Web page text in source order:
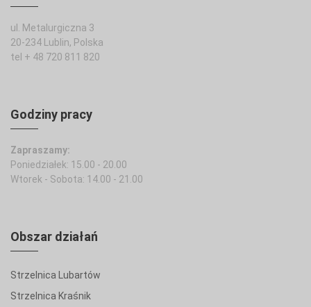
ul. Metalurgiczna 3
20-234 Lublin, Polska
tel + 48 720 811 820
Godziny pracy
Zapraszamy:
Poniedziałek: 15.00 - 20.00
Wtorek - Sobota: 14.00 - 21.00
Obszar działań
Strzelnica Lubartów
Strzelnica Kraśnik